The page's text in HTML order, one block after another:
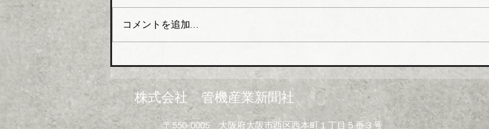
組合員企業１０４社を対象に
「中東情勢の変化に伴う供給不
し、集計結果を取りまとめた。
米国・イスラエルのイランへ
の軍事攻撃は中東情勢の悪化を
招き、日本経済に深刻なダメー
ヒトミを完全子会社化、ヒト
ミ新社長に七條智氏就任
コメントを追加…
株式会社 管機産業新聞社
〒550-0005 大阪府大阪市西区西本町１丁目５番３号